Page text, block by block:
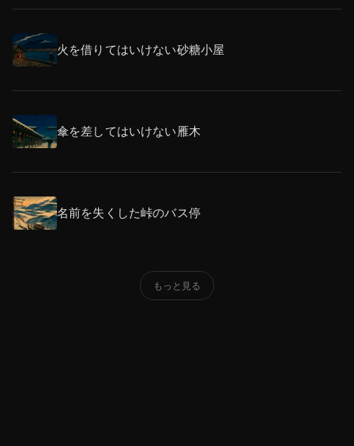
火を借りてはいけない砂糖小屋
傘を差してはいけない雁木
名前を失くした峠のバス停
もっと見る